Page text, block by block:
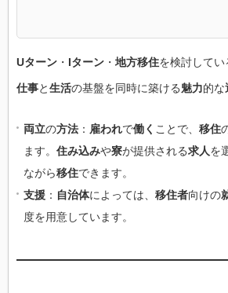
Uターン ・ Iターン ・ 地方移住を検討してい
仕事と生活の基盤を同時に築ける魅力的な
両立の方法 ： 雇われで働く ことで、 移住
ます。 住み込みや寮が提供される求人を
ながら移住できます。
支援 ： 自治体によっては、 移住者向けの
度を用意しています。